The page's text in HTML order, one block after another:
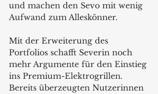
und machen den Sevo mit wenig
Aufwand zum Alleskönner.
Mit der Erweiterung des
Portfolios schafft Severin noch
mehr Argumente für den Einstieg
ins Premium-Elektrogrillen.
Bereits überzeugten Nutzerinnen